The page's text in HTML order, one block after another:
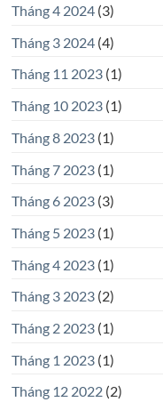
Tháng 4 2024(3)
Tháng 3 2024(4)
Tháng 11 2023(1)
Tháng 10 2023(1)
Tháng 8 2023(1)
Tháng 7 2023(1)
Tháng 6 2023(3)
Tháng 5 2023(1)
Tháng 4 2023(1)
Tháng 3 2023(2)
Tháng 2 2023(1)
Tháng 1 2023(1)
Tháng 12 2022(2)